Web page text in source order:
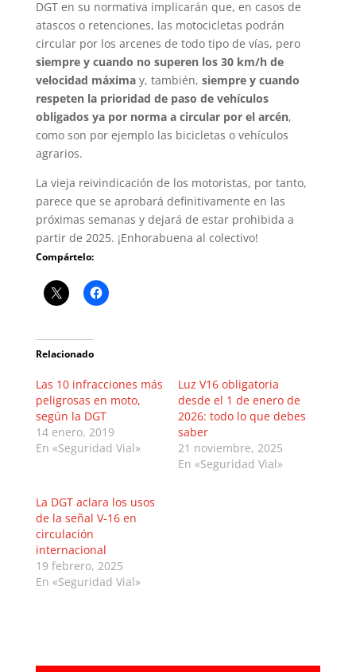
DGT en su normativa implicarán que, en casos de
atascos o retenciones, las motocicletas podrán
circular por los arcenes de todo tipo de vías, pero
siempre y cuando no superen los 30 km/h de
velocidad máximay, también, siempre y cuando
respeten la prioridad de paso de vehículos
obligados ya por norma a circular por el arcén,
como son por ejemplo las bicicletas o vehículos
agrarios.
La vieja reivindicación de los motoristas, por tanto,
parece que se aprobará definitivamente en las
próximas semanas y dejará de estar prohibida a
partir de 2025. ¡Enhorabuena al colectivo!
Compártelo:
Relacionado
Las 10 infracciones más
peligrosas en moto,
según la DGT
14 enero, 2019
En «Seguridad Vial»
Luz V16 obligatoria
desde el 1 de enero de
2026: todo lo que debes
saber
21 noviembre, 2025
En «Seguridad Vial»
La DGT aclara los usos
de la señal V-16 en
circulación
internacional
19 febrero, 2025
En «Seguridad Vial»